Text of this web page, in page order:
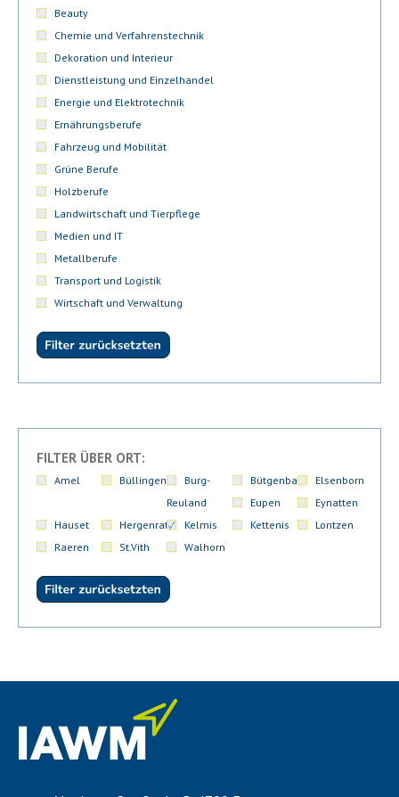
Beauty
Chemie und Verfahrenstechnik
Dekoration und Interieur
Dienstleistung und Einzelhandel
Energie und Elektrotechnik
Ernährungsberufe
Fahrzeug und Mobilität
Grüne Berufe
Holzberufe
Landwirtschaft und Tierpflege
Medien und IT
Metallberufe
Transport und Logistik
Wirtschaft und Verwaltung
FILTER ÜBER ORT:
Amel Büllingen
Burg-
Reuland
Bütgenbach
Elsenborn
Eupen
Eynatten
Hauset
Hergenrath Kelmis Kettenis
Lontzen
Raeren
St.Vith Walhorn